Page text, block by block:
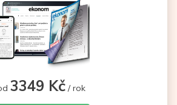
3349 Kč / rok